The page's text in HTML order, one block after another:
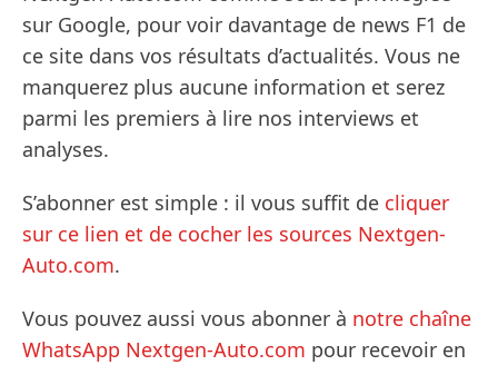
sur Google, pour voir davantage de news F1 de
ce site dans vos résultats d’actualités. Vous ne
manquerez plus aucune information et serez
parmi les premiers à lire nos interviews et
analyses.
S’abonner est simple : il vous suffit de cliquer
sur ce lien et de cocher les sources Nextgen-
Auto.com.
Vous pouvez aussi vous abonner à notre chaîne
WhatsApp Nextgen-Auto.com pour recevoir en